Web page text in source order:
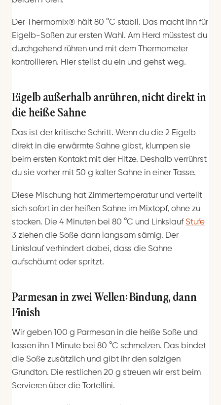
Der Thermomix® hält 80 °C stabil. Das macht ihn für
Eigelb-Soßen zur ersten Wahl. Am Herd müsstest du
durchgehend rühren und mit dem Thermometer
kontrollieren. Hier stellst du ein und gehst weg.
Eigelb außerhalb anrühren, nicht direkt in
die heiße Sahne
Das ist der kritische Schritt. Wenn du die 2 Eigelb
direkt in die erwärmte Sahne gibst, klumpen sie
beim ersten Kontakt mit der Hitze. Deshalb verrührst
du sie vorher mit 50 g kalter Sahne in einer Tasse.
Diese Mischung hat Zimmertemperatur und verteilt
sich sofort in der heißen Sahne im Mixtopf, ohne zu
stocken. Die 4 Minuten bei 80 °C und LinkslaufStufe
3 ziehen die Soße dann langsam sämig. Der
Linkslauf verhindert dabei, dass die Sahne
aufschäumt oder spritzt.
Parmesan in zwei Wellen: Bindung, dann
Finish
Wir geben 100 g Parmesan in die heiße Soße und
lassen ihn 1 Minute bei 80 °C schmelzen. Das bindet
die Soße zusätzlich und gibt ihr den salzigen
Grundton. Die restlichen 20 g streuen wir erst beim
Servieren über die Tortellini.